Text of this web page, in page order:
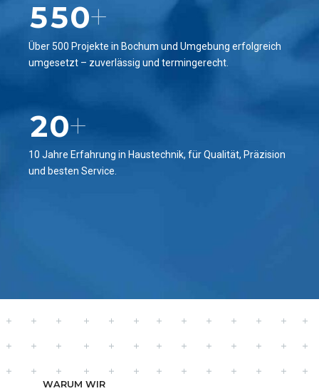
7
8
0
5
6
7
8
9
0
5
6
7
8
9
0
0+
Über 500 Projekte in Bochum und Umgebung erfolgreich
umgesetzt – zuverlässig und termingerecht.
0
2
3
4
8
9
0
7
8
0+
10 Jahre Erfahrung in Haustechnik, für Qualität, Präzision
und besten Service.
WARUM WIR